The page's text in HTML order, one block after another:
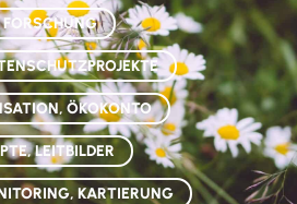
ÖKOKONTO
LEITBILDER
KARTIERUNG